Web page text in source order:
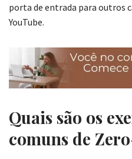
porta de entrada para outros
YouTube.
Quais são os
comuns de